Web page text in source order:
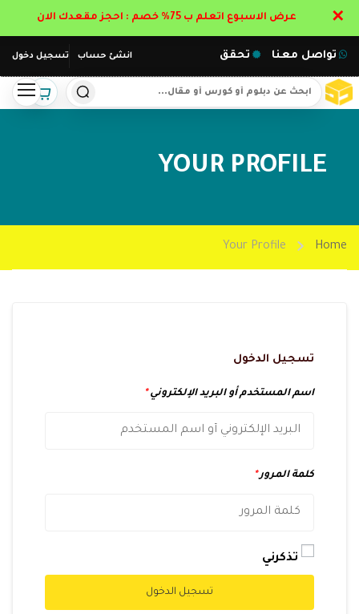
انشئ حساب تسجيل دخول تواصل معنا تحقق
YOUR PROFILE
Home
Your Profile
تسجيل الدخول
اسم المستخدم أو البريد الإلكتروني*
كلمة المرور*
تذكرني
تسجيل الدخول
عرض الاسبوع اتعلم ب 75% خصم : احجز مقعدك الان ✕